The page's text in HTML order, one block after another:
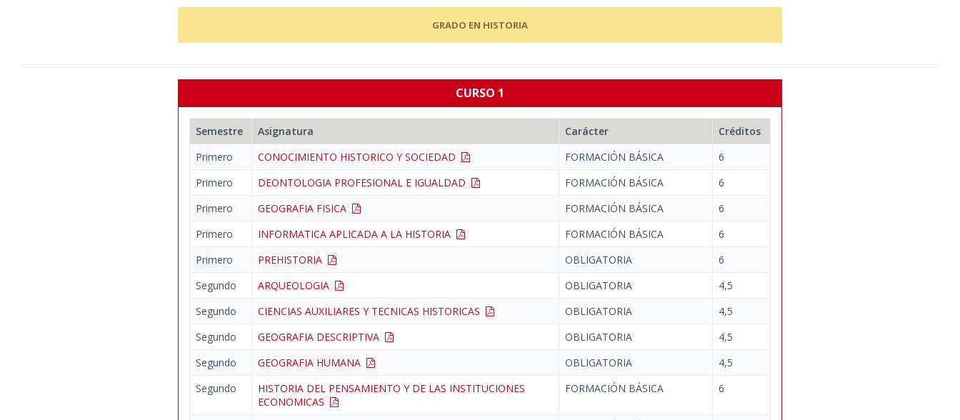
GRADO EN HISTORIA
CURSO 1
Semestre Asignatura Carácter
Créditos
Primero
CONOCIMIENTO HISTORICO Y SOCIEDAD FORMACIÓN BÁSICA
6
Primero
DEONTOLOGIA PROFESIONAL E IGUALDAD FORMACIÓN BÁSICA
6
Primero
GEOGRAFIA FISICA FORMACIÓN BÁSICA
6
Primero
INFORMATICA APLICADA A LA HISTORIA FORMACIÓN BÁSICA
6
Primero
PREHISTORIA OBLIGATORIA
6
Segundo
ARQUEOLOGIA OBLIGATORIA
4,5
Segundo
CIENCIAS AUXILIARES Y TECNICAS HISTORICAS OBLIGATORIA
4,5
Segundo
GEOGRAFIA DESCRIPTIVA OBLIGATORIA
4,5
Segundo
GEOGRAFIA HUMANA OBLIGATORIA
4,5
Segundo
HISTORIA DEL PENSAMIENTO Y DE LAS INSTITUCIONES
ECONOMICAS
FORMACIÓN BÁSICA 6